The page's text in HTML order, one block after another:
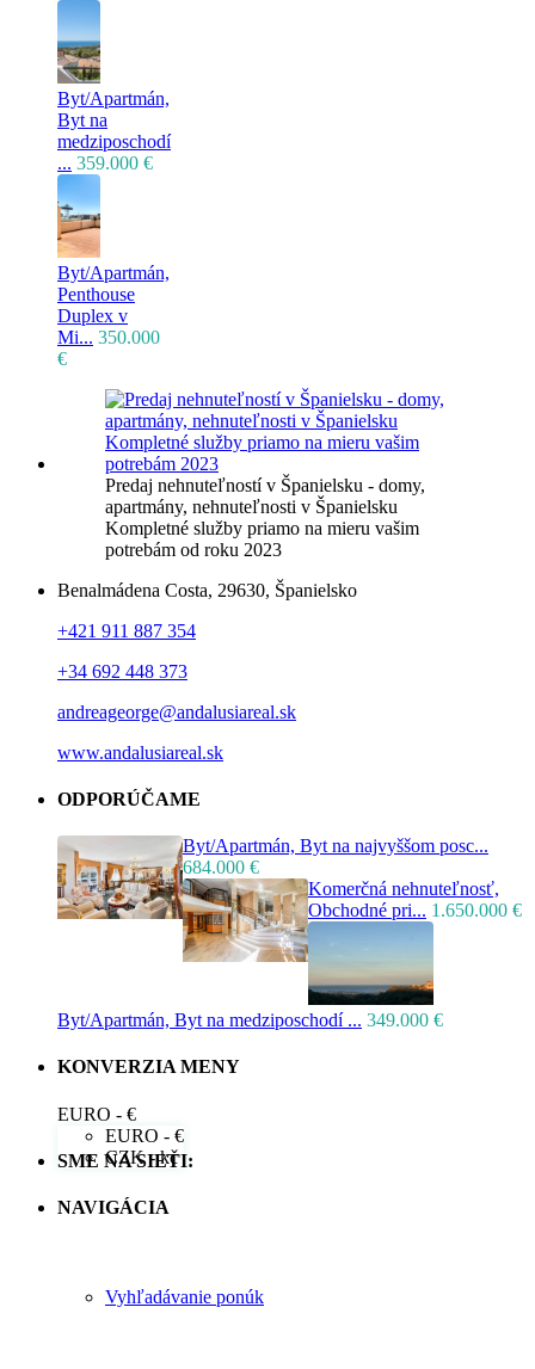
Byt/Apartmán,
Byt na
medziposchodí
... 359.000 €
Byt/Apartmán,
Penthouse
Duplex v
Mi... 350.000
€
Predaj nehnuteľností v Španielsku - domy,
apartmány, nehnuteľnosti v Španielsku
Kompletné služby priamo na mieru vašim
potrebám od roku 2023
Benalmádena Costa, 29630, Španielsko
+421 911 887 354
+34 692 448 373
andreageorge@andalusiareal.sk
www.andalusiareal.sk
ODPORÚČAME
Byt/Apartmán, Byt na najvyššom posc...
684.000 €
Komerčná nehnuteľnosť,
Obchodné pri... 1.650.000 €
Byt/Apartmán, Byt na medziposchodí ... 349.000 €
KONVERZIA MENY
EURO - €
EURO - €
CZK - kč
SME NA SIETI:
NAVIGÁCIA
Vyhľadávanie ponúk